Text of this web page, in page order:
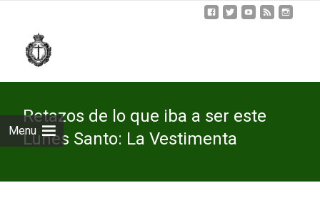
Menu
Retazos de lo que iba a ser este
Lunes Santo: La Vestimenta